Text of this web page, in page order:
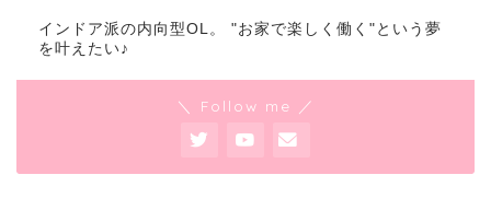
インドア派の内向型OL。 "お家で楽しく働く"という夢
を叶えたい♪
＼ Follow me ／